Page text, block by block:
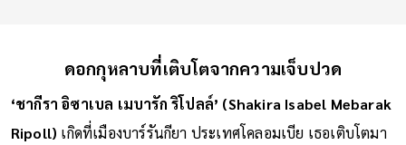
ดอกกุหลาบที่เติบโตจากความเจ็บปวด
‘ชากีรา อิซาเบล เมบารัก ริโปลล์’ (Shakira Isabel Mebarak